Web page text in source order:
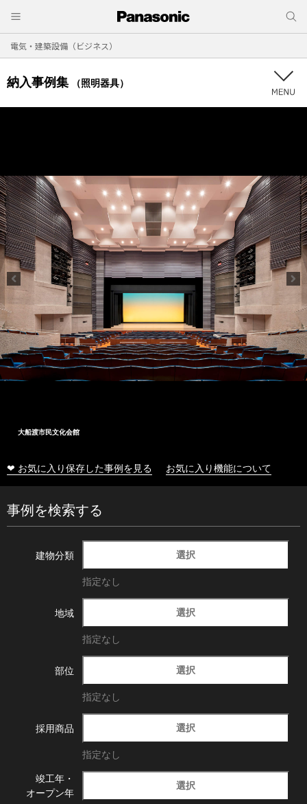
電気・建築設備（ビジネス）
納入事例集 （照明器具）
大船渡市民文化会館
❤ お気に入り保存した事例を見る お気に入り機能について
事例を検索する
建物分類 選択
指定なし
地域 選択
指定なし
部位 選択
指定なし
採用商品 選択
指定なし
竣工年・
オープン年
選択